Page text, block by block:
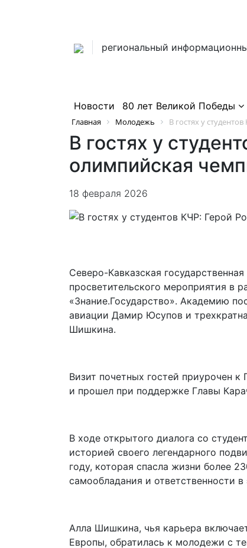
региональный
Новости 80 лет Великой Победы
Главная Молодежь В гостях у студентов
В гостях у
олимпийская
18 февраля 2026
Северо-Кавказская
просветительского мероприятия в
«Знание.Государство». Академию
авиации Дамир Юсупов и
Шишкина.
Визит почетных гостей приурочен
и прошел при поддержке Главы
В ходе открытого диалога со
историей своего легендарного
году, которая спасла жизни более
самообладания и ответственности
Алла Шишкина, чья карьера
Европы, обратилась к молодежи с